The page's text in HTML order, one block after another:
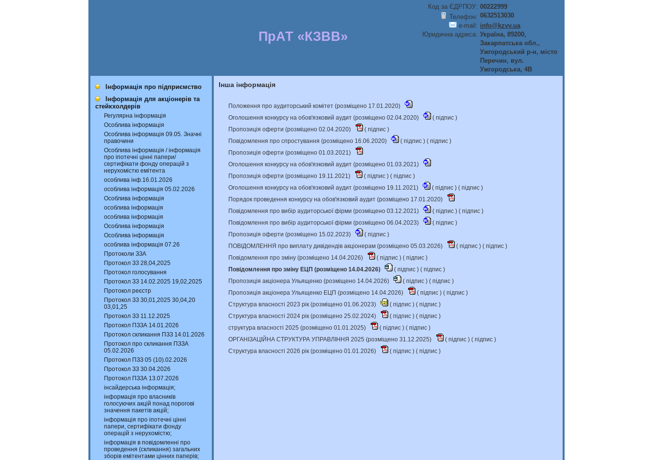
ПрАТ «КЗВВ»
Код за ЄДРПОУ: 00222999
Телефон: 0632513030
e-mail: info@kzvv.ua
Юридична адреса: Україна, 89200,
Закарпатська обл.,
Ужгородський р-н, мiсто
Перечин, вул.
Ужгородська, 4В
Інформація про підприємство
Інформація для акціонерів та
стейкхолдерів
Регулярна інформація
Особлива інформація
Особлива інформація 09.05. Значні
правочини
Особлива інформація / інформація
про іпотечні цінні папери/
сертифікати фонду операцій з
нерухомістю емітента
особлива інф.16.01.2026
особлива інформація 05.02.2026
Особлива інформація
особлива інформація
особлива інформація
Особлива інформація
Особлива інформація
особлива інформація 07.26
Протоколи ЗЗА
Протокол ЗЗ 28,04,2025
Протокол голосування
Протокол ЗЗ 14.02.2025 19,02,2025
Протокол реєстр
Протокол ЗЗ 30,01,2025 30,04,20
03,01,25
Протокол ЗЗ 11.12.2025
Протокол ПЗЗА 14.01.2026
Протокол скликання ПЗЗ 14.01.2026
Протокол про скликання ПЗЗА
05.02.2026
Протокол ПЗЗ 05 (10).02.2026
Протокол ЗЗ 30.04.2026
Протокол ПЗЗА 13.07.2026
інсайдерська інформація;
інформація про власників
голосуючих акцій понад порогові
значення пакетів акцій;
інформація про іпотечні цінні
папери, сертифікати фонду
операцій з нерухомістю;
інформація в повідомленні про
проведення (скликання) загальних
зборів емітентами цінних паперів;
Інша інформація
Положення про аудиторський комітет (розміщено 17.01.2020)
Оголошення конкурсу на обов'язковий аудит (розміщено 02.04.2020)
( підпис )
Пропозиція оферти (розміщено 02.04.2020)
( підпис )
Повідомлення про спростування (розміщено 16.06.2020)
( підпис ) ( підпис )
Пропозиція оферти (розміщено 01.03.2021)
Оголошення конкурсу на обов'язковий аудит (розміщено 01.03.2021)
Пропозиція оферти (розміщено 19.11.2021)
( підпис ) ( підпис )
Оголошення конкурсу на обов'язковий аудит (розміщено 19.11.2021)
( підпис ) ( підпис )
Порядок проведення конкурсу на обов'язковий аудит (розміщено 17.01.2020)
Повідомлення про вибір аудиторської фірми (розміщено 03.12.2021)
( підпис ) ( підпис )
Повідомлення про вибір аудиторської фірми (розміщено 06.04.2023)
( підпис )
Пропозиція оферти (розміщено 15.02.2023)
( підпис )
ПОВІДОМЛЕННЯ про виплату дивідендів акціонерам (розміщено 05.03.2026)
( підпис ) ( підпис )
Повідомлення про зміну (розміщено 14.04.2026)
( підпис ) ( підпис )
Повідомлення про зміну ЕЦП (розміщено 14.04.2026)
( підпис ) ( підпис )
Пропозиція акціонера Ульященко (розміщено 14.04.2026)
( підпис ) ( підпис )
Пропозиція акціонера Ульященко ЕЦП (розміщено 14.04.2026)
( підпис ) ( підпис )
Структура власності 2023 рік (розміщено 01.06.2023)
( підпис ) ( підпис )
Структура власності 2024 рік (розміщено 25.02.2024)
( підпис ) ( підпис )
структура власності 2025 (розміщено 01.01.2025)
( підпис ) ( підпис )
ОРГАНІЗАЦІЙНА СТРУКТУРА УПРАВЛІННЯ 2025 (розміщено 31.12.2025)
( підпис ) ( підпис )
Структура власності 2026 рік (розміщено 01.01.2026)
( підпис ) ( підпис )